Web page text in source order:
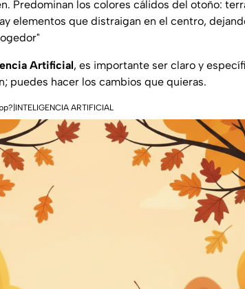
Predominan los colores cálidos del otoño:
elementos que distraigan en el centro,
"
Artificial, es importante ser claro y
puedes hacer los cambios que quieras.
ARTIFICIAL